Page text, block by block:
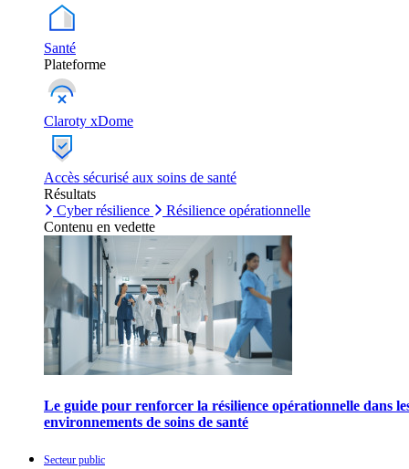
Santé
Plateforme
Claroty xDome
Accès sécurisé aux soins de santé
Résultats
Cyber résilience
Résilience opérationnelle
Contenu en vedette
Le guide pour renforcer la résilience opérationnelle dans
environnements de soins de santé
Secteur public